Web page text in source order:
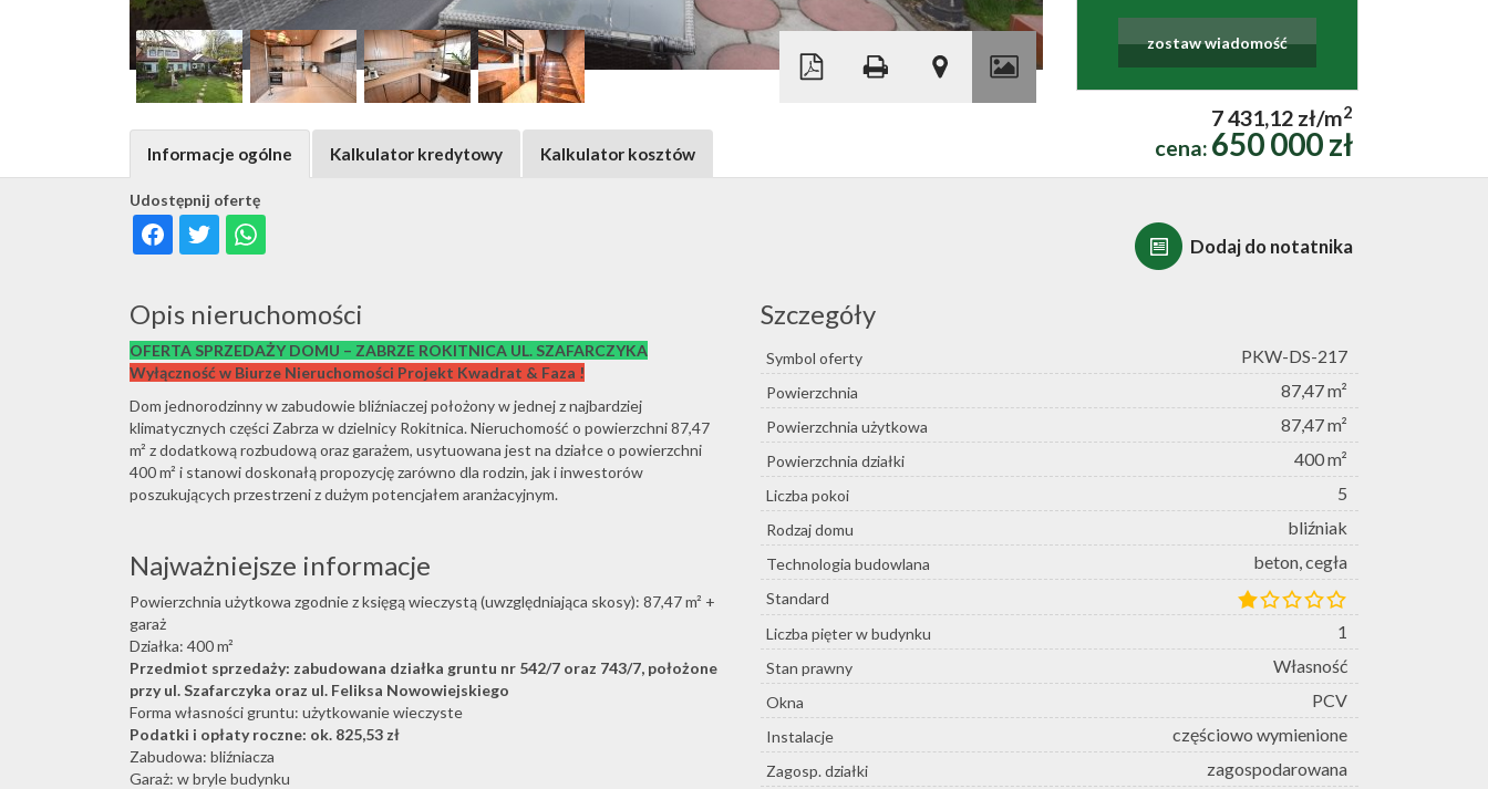
Leaflet|© MapTiler ©OpenStreetMap contributors
zostaw wiadomość
7 431,12 zł/m2
cena: 650 000 zł
Dodaj do notatnika
Udostępnij ofertę
Informacje ogólne Kalkulator kredytowy Kalkulator kosztów
Opis nieruchomości
OFERTA SPRZEDAŻY DOMU – ZABRZE ROKITNICA UL. SZAFARCZYKA
Wyłączność w Biurze Nieruchomości Projekt Kwadrat & Faza !
Dom jednorodzinny w zabudowie bliźniaczej położony w jednej z najbardziej
klimatycznych części Zabrza w dzielnicy Rokitnica. Nieruchomość o powierzchni 87,47
m² z dodatkową rozbudową oraz garażem, usytuowana jest na działce o powierzchni
400 m² i stanowi doskonałą propozycję zarówno dla rodzin, jak i inwestorów
poszukujących przestrzeni z dużym potencjałem aranżacyjnym.
Najważniejsze informacje
Powierzchnia użytkowa zgodnie z księgą wieczystą (uwzględniająca skosy): 87,47 m² +
garaż
Działka: 400 m²
Przedmiot sprzedaży: zabudowana działka gruntu nr 542/7 oraz 743/7, położone
przy ul. Szafarczyka oraz ul. Feliksa Nowowiejskiego
Forma własności gruntu: użytkowanie wieczyste
Podatki i opłaty roczne: ok. 825,53 zł
Zabudowa: bliźniacza
Garaż: w bryle budynku
Szczegóły
Symbol oferty PKW-DS-217
Powierzchnia 87,47 m²
Powierzchnia użytkowa 87,47 m²
Powierzchnia działki 400 m²
Liczba pokoi 5
Rodzaj domu bliźniak
Technologia budowlana beton, cegła
Standard
Liczba pięter w budynku
1
Stan prawny Własność
Okna PCV
Instalacje częściowo wymienione
Zagosp. działki zagospodarowana